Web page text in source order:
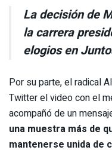
La decisión de
la carrera
elogios en
Por su parte, el radical
Twitter el video con el
acompañó de un
una muestra más de
mantenerse unida de